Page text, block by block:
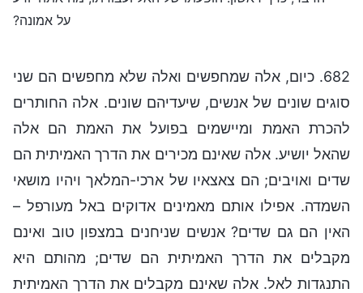
על אמונה?
682. כיום, אלה שמחפשים ואלה שלא מחפשים הם שני
סוגים שונים של אנשים, שיעדיהם שונים. אלה החותרים
להכרת האמת ומיישמים בפועל את האמת הם אלה
שהאל יושיע. אלה שאינם מכירים את הדרך האמיתית הם
שדים ואויבים; הם צאצאיו של ארכי-המלאך ויהיו מושאי
השמדה. אפילו אותם מאמינים אדוקים באל מעורפל –
האין הם גם שדים? אנשים שניחנים במצפון טוב ואינם
מקבלים את הדרך האמיתית הם שדים; מהותם היא
התנגדות לאל. אלה שאינם מקבלים את הדרך האמיתית